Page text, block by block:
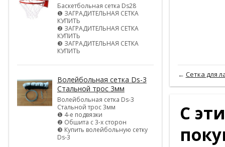
Баскетбольная сетка Ds28
❶ ЗАГРАДИТЕЛЬНАЯ СЕТКА
КУПИТЬ
❷ ЗАГРАДИТЕЛЬНАЯ СЕТКА
КУПИТЬ
❸ ЗАГРАДИТЕЛЬНАЯ СЕТКА
КУПИТЬ
Волейбольная сетка Ds-3
Стальной трос 3мм
Волейбольная сетка Ds-3
Стальной трос 3мм
❶ 4-е подвязки
❷ Обшита с 3-х сторон
❸ Купить волейбольную сетку
Ds-3
← Сетка для
С